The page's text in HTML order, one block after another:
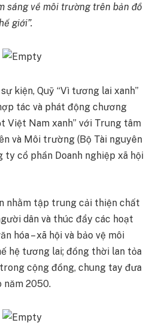
sáng về môi trường trên bản đồ
giới”.
kiện, Quỹ “Vì tương lai xanh”
tác và phát động chương
Việt Nam xanh” với Trung tâm
và Môi trường (Bộ Tài nguyên
ty cổ phần Doanh nghiệp xã hội
nhằm tập trung cải thiện chất
dân và thúc đẩy các hoạt
hóa – xã hội và bảo vệ môi
hệ tương lai; đồng thời lan tỏa
cộng đồng, chung tay đưa
năm 2050.